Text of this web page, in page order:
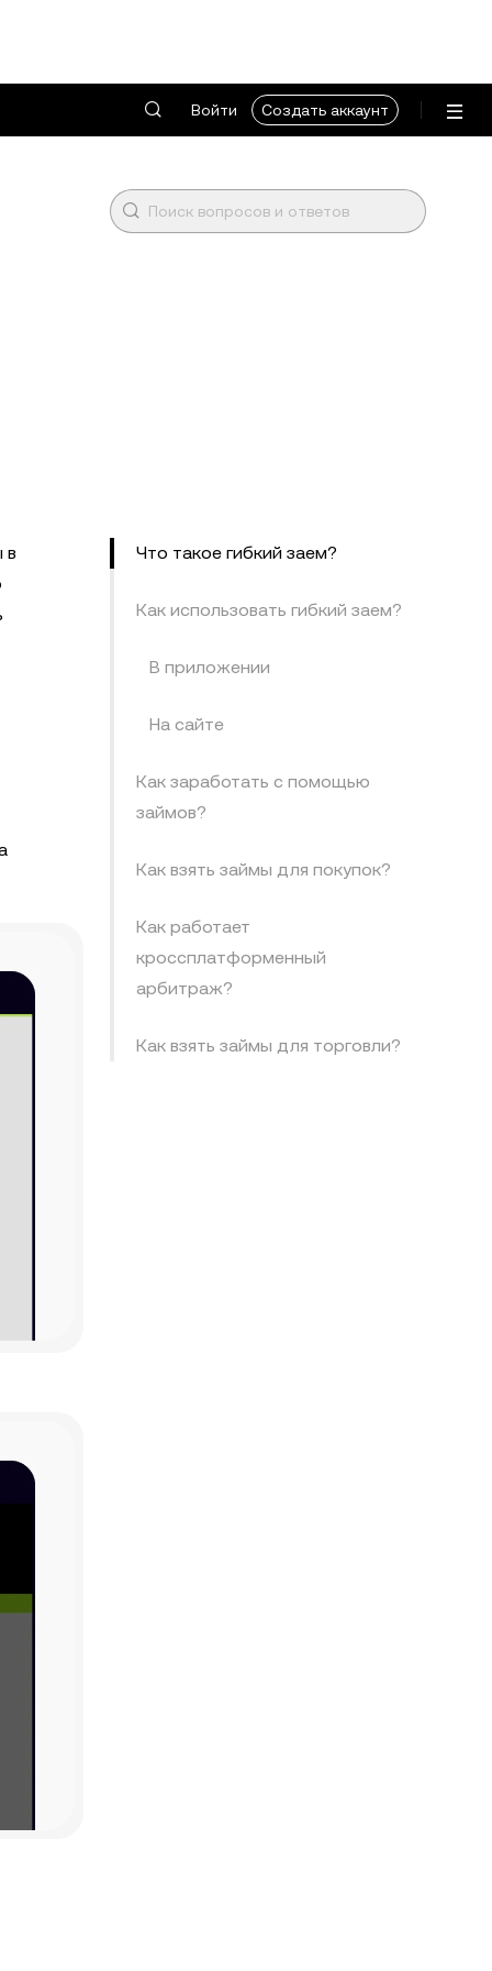
Войти Создать аккаунт
в
Что такое гибкий заем?
Как использовать гибкий заем?
В приложении
На сайте
Как заработать с помощью
займов?
Как взять займы для покупок?
Как работает
кроссплатформенный
арбитраж?
Как взять займы для торговли?